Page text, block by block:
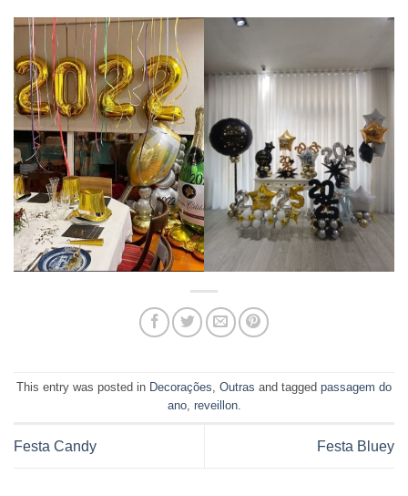
This entry was posted in Decorações Outras and tagged passagem do
ano, reveillon.
Festa Candy Festa Bluey